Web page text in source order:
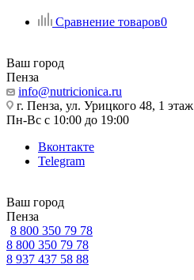
Сравнение товаров0
Ваш город
Пенза
info@nutricionica.ru
г. Пенза, ул. Урицкого 48, 1 этаж
Пн-Вс с 10:00 до 19:00
Вконтакте
Telegram
Ваш город
Пенза
8 800 350 79 78
8 800 350 79 78
8 937 437 58 88